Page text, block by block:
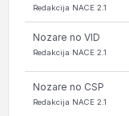
Redakcija NACE 2.1
Nozare no VID
Redakcija NACE 2.1
Nozare no CSP
Redakcija NACE 2.1